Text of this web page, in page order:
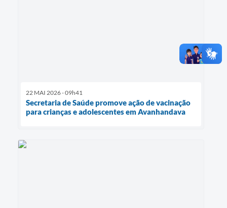
22 MAI 2026 - 09h41
Secretaria de Saúde promove ação de vacinação
para crianças e adolescentes em Avanhandava